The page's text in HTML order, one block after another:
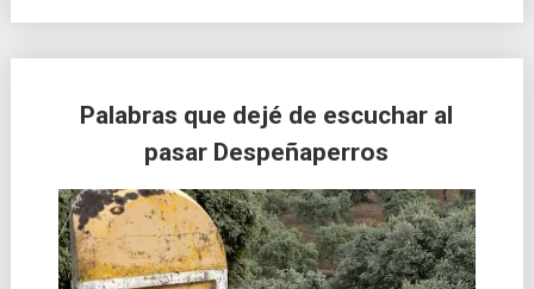
Palabras que dejé de escuchar al
pasar Despeñaperros